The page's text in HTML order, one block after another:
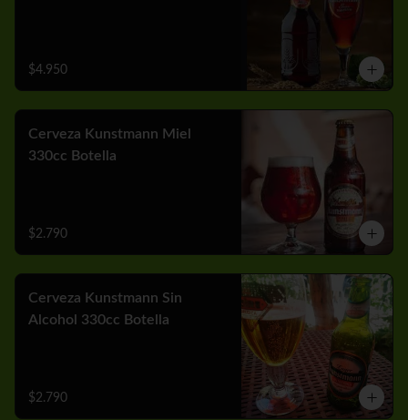
$4.950
Cerveza Kunstmann Miel
330cc Botella
$2.790
Cerveza Kunstmann Sin
Alcohol 330cc Botella
$2.790